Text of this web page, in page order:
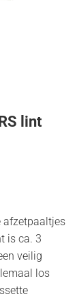
lint
afzetpaaltjes
is ca. 3
veilig
los